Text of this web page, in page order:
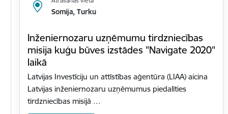
Somija, Turku
Inženiernozaru uzņēmumu tirdzniecības
misija kuģu būves izstādes "Navigate 2020"
laikā
Latvijas Investīciju un attīstības aģentūra (LIAA) aicina
Latvijas inženiernozaru uzņēmumus piedalīties
tirdzniecības misijā …